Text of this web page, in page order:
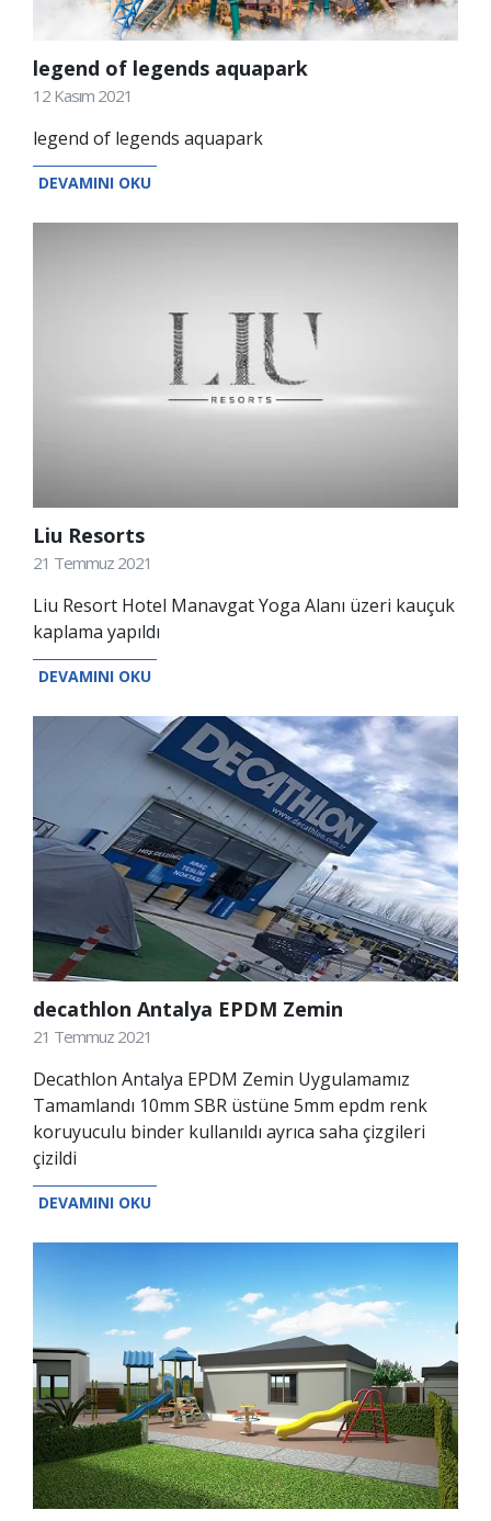
legend of legends aquapark
12 Kasım 2021
legend of legends aquapark
DEVAMINI OKU
Liu Resorts
21 Temmuz 2021
Liu Resort Hotel Manavgat Yoga Alanı üzeri kauçuk
kaplama yapıldı
DEVAMINI OKU
decathlon Antalya EPDM Zemin
21 Temmuz 2021
Decathlon Antalya EPDM Zemin Uygulamamız
Tamamlandı 10mm SBR üstüne 5mm epdm renk
koruyuculu binder kullanıldı ayrıca saha çizgileri
çizildi
DEVAMINI OKU